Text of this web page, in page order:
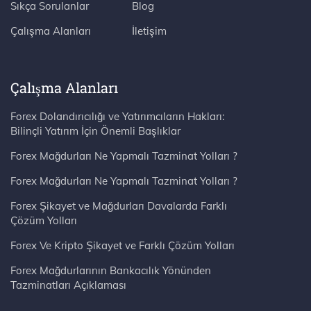
Sıkça Sorulanlar
Çalışma Alanları
Blog
İletişim
Çalışma Alanları
Forex Dolandırıcılığı ve Yatırımcıların Hakları:
Bilinçli Yatırım İçin Önemli Başlıklar
Forex Mağdurları Ne Yapmalı Tazminat Yolları ?
Forex Mağdurları Ne Yapmalı Tazminat Yolları ?
Forex Şikayet ve Mağdurları Davalarda Farklı
Çözüm Yolları
Forex Ve Kripto Şikayet ve Farklı Çözüm Yolları
Forex Mağdurlarının Bankacılık Yönünden
Tazminatları Açıklaması